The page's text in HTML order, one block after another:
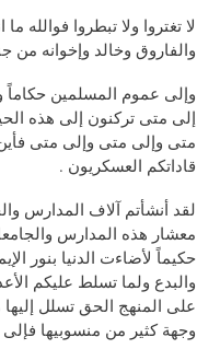
لا تغتروا ولا تبطروا
والفاروق وخالد وإخوانه من
وإلى عموم المسلمين
إلى متى تركنون إلى هذه
متى وإلى متى وإلى متى
قاداتكم العسكريون .
لقد أنشأتم آلاف المدارس
معشار هذه المدارس
حكيماً لأضاءت الدنيا بنور
والبدع ولما تسلط عليكم
على المنهج الحق تسلل
وجهة كثير من منسوبيها